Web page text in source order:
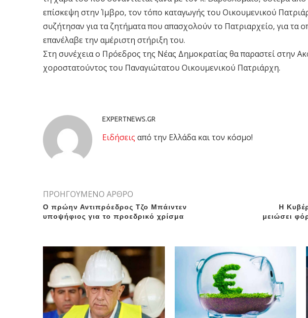
επίσκεψη στην Ίμβρο, τον τόπο καταγωγής του Οικουμενικού
συζήτησαν για τα ζητήματα που απασχολούν το Πατριαρχείο, για τα
επανέλαβε την αμέριστη στήριξη του.
Στη συνέχεια ο Πρόεδρος της Νέας Δημοκρατίας θα παραστεί στην
χοροστατούντος του Παναγιώτατου Οικουμενικού Πατριάρχη.
EXPERTNEWS.GR
Eιδήσεις από την Ελλάδα και τον κόσμο!
ΠΡΟΗΓΟΥΜΕΝΟ ΑΡΘΡΟ
Ο πρώην Αντιπρόεδρος Τζο Μπάιντεν
υποψήφιος για το προεδρικό χρίσμα
Η
μειώσει